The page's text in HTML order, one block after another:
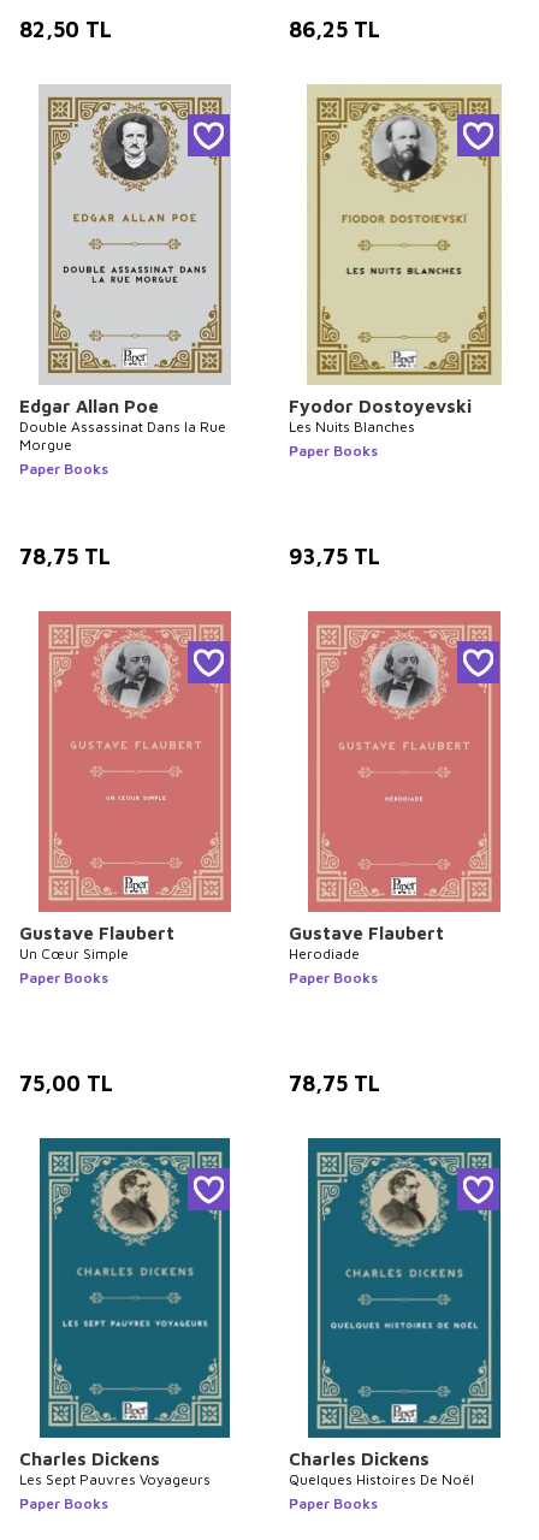
82,50 TL 86,25 TL
Edgar Allan Poe
Double Assassinat Dans la Rue
Morgue
Paper Books
78,75 TL
Fyodor Dostoyevski
Les Nuits Blanches
Paper Books
93,75 TL
Gustave Flaubert
Un Cœur Simple
Paper Books
75,00 TL
Gustave Flaubert
Herodiade
Paper Books
78,75 TL
Charles Dickens
Les Sept Pauvres Voyageurs
Paper Books
Charles Dickens
Quelques Histoires De Noël
Paper Books